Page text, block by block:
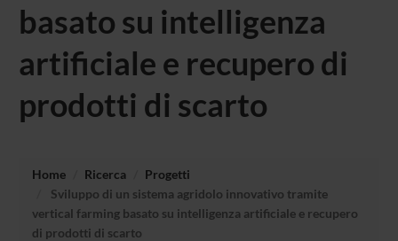
basato su intelligenza
artificiale e recupero di
prodotti di scarto
Home Ricerca
Progetti
Sviluppo di un sistema agridolo innovativo tramite
vertical farming basato su intelligenza artificiale e recupero
di prodotti di scarto